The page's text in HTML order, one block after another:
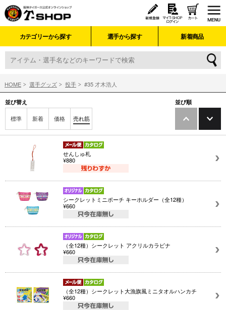
カテゴリーから探す 選手から探す 新着商品
HOME 選手グッズ 投手 #35 才木浩人
並び替え
標準 新着 価格 売れ筋
並び順
せんしゅ札
¥880
シークレットミニポーチ キーホルダー（全12種）
¥660
（全12種）シークレット アクリルカラビナ
¥660
（全12種）シークレット大漁旗風ミニタオルハンカチ
¥660